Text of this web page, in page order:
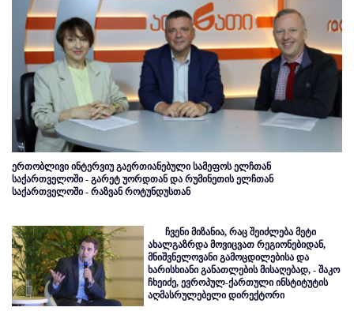
ერთობლივი ინტერვიუ გაერთიანებული სამეფოს ელჩთან
საქართველოში - გარეტ უორდთან და რუმინეთის ელჩთან
საქართველოში - რაზვან როტუნდუსთან
ჩვენი მიზანია, რაც შეიძლება მეტი
ახალგაზრდა მოვიცვათ რეგიონებიდან,
მნიშვნელოვანი გამოცდილებისა და
ხარისხიანი განათლების მისაღებად, - შაკო
ჩხეიძე, ევროპულ-ქართული ინსტიტუტის
აღმასრულებელი დირექტორი